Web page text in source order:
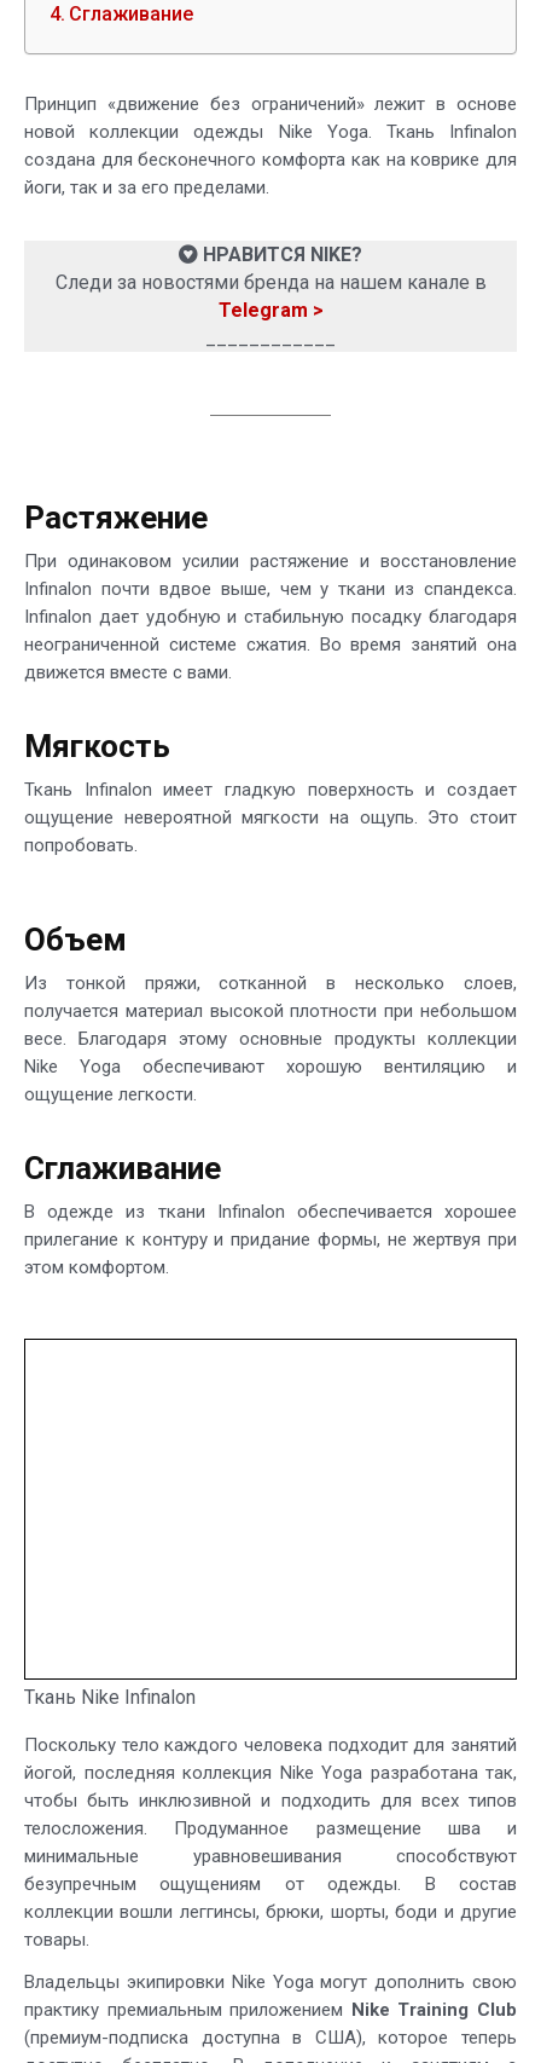
Сглаживание
Принцип «движение без ограничений» лежит в основе
новой коллекции одежды Nike Yoga. Ткань Infinalon
создана для бесконечного комфорта как на коврике для
йоги, так и за его пределами.
НРАВИТСЯ NIKE?
Следи за новостями бренда на нашем канале в
Telegram >
Растяжение
При одинаковом усилии растяжение и восстановление
Infinalon почти вдвое выше, чем у ткани из спандекса.
Infinalon дает удобную и стабильную посадку благодаря
неограниченной системе сжатия. Во время занятий она
движется вместе с вами.
Мягкость
Ткань Infinalon имеет гладкую поверхность и создает
ощущение невероятной мягкости на ощупь. Это стоит
попробовать.
Объем
Из тонкой пряжи, сотканной в несколько слоев,
получается материал высокой плотности при небольшом
весе. Благодаря этому основные продукты коллекции
Nike Yoga обеспечивают хорошую вентиляцию и
ощущение легкости.
Сглаживание
В одежде из ткани Infinalon обеспечивается хорошее
прилегание к контуру и придание формы, не жертвуя при
этом комфортом.
Ткань Nike Infinalon
Поскольку тело каждого человека подходит для занятий
йогой, последняя коллекция Nike Yoga разработана так,
чтобы быть инклюзивной и подходить для всех типов
телосложения. Продуманное размещение шва и
минимальные уравновешивания способствуют
безупречным ощущениям от одежды. В состав
коллекции вошли леггинсы, брюки, шорты, боди и другие
товары.
Владельцы экипировки Nike Yoga могут дополнить свою
практику премиальным приложением Nike Training Club
(премиум-подписка доступна в США), которое теперь